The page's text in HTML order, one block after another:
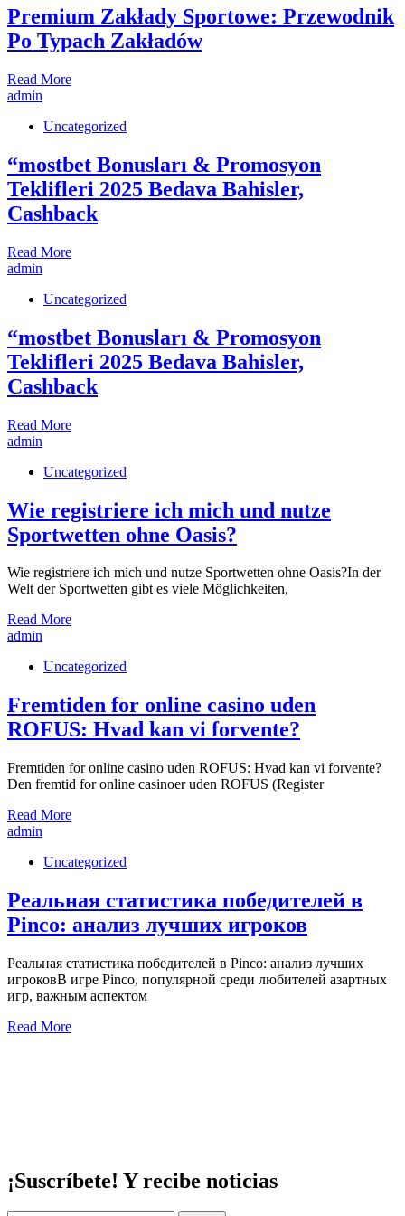
Premium Zakłady Sportowe: Przewodnik
Po Typach Zakładów
Read More
admin
Uncategorized
“mostbet Bonusları & Promosyon
Teklifleri 2025 Bedava Bahisler,
Cashback
Read More
admin
Uncategorized
“mostbet Bonusları & Promosyon
Teklifleri 2025 Bedava Bahisler,
Cashback
Read More
admin
Uncategorized
Wie registriere ich mich und nutze
Sportwetten ohne Oasis?
Wie registriere ich mich und nutze Sportwetten ohne Oasis?In der
Welt der Sportwetten gibt es viele Möglichkeiten,
Read More
admin
Uncategorized
Fremtiden for online casino uden
ROFUS: Hvad kan vi forvente?
Fremtiden for online casino uden ROFUS: Hvad kan vi forvente?
Den fremtid for online casinoer uden ROFUS (Register
Read More
admin
Uncategorized
Реальная статистика победителей в
Pinco: анализ лучших игроков
Реальная статистика победителей в Pinco: анализ лучших
игроковВ игре Pinco, популярной среди любителей азартных
игр, важным аспектом
Read More
¡Suscríbete! Y recibe noticias